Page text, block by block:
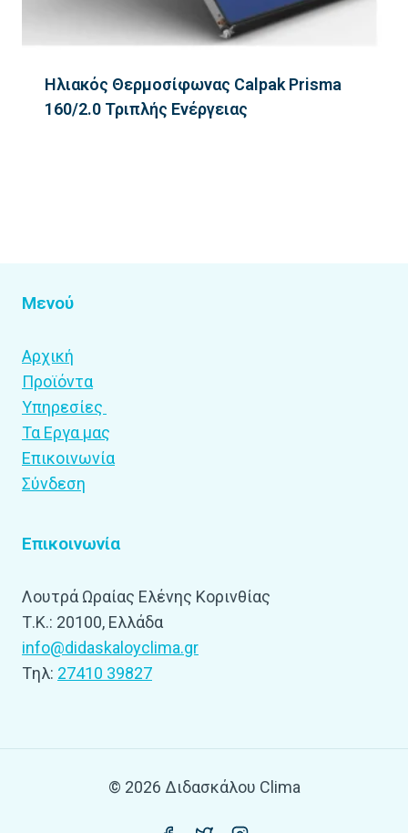
Ηλιακός Θερμοσίφωνας Calpak Prisma
160/2.0 Τριπλής Ενέργειας
Μενού
Αρχική
Προϊόντα
Υπηρεσίες
Τα Εργα μας
Επικοινωνία
Σύνδεση
Επικοινωνία
Λουτρά Ωραίας Ελένης Κορινθίας
Τ.Κ.: 20100, Ελλάδα
info@didaskaloyclima.gr
Tηλ: 27410 39827
© 2026 Διδασκάλου Clima